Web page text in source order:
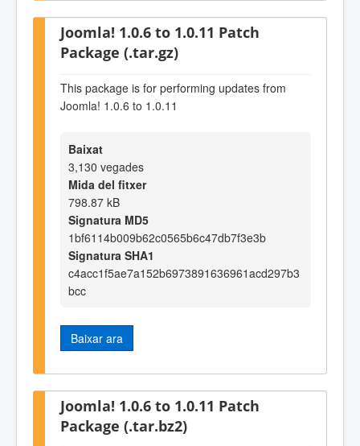
Joomla! 1.0.6 to 1.0.11 Patch
Package (.tar.gz)
This package is for performing updates from
Joomla! 1.0.6 to 1.0.11
Baixat
3,130 vegades
Mida del fitxer
798.87 kB
Signatura MD5
1bf6114b009b62c0565b6c47db7f3e3b
Signatura SHA1
c4acc1f5ae7a152b6973891636961acd297b3
bcc
Baixar ara
Joomla! 1.0.6 to 1.0.11 Patch
Package (.tar.bz2)